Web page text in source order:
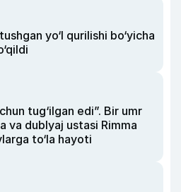
yo‘l qurilishi bo‘yicha
tug‘ilgan edi”. Bir umr
va dublyaj ustasi Rimma
to‘la hayoti